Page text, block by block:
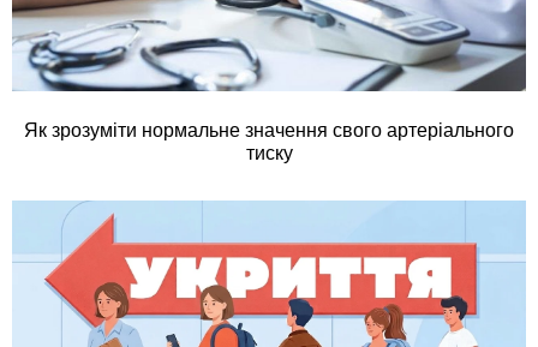
Як зрозуміти нормальне значення свого артеріального
тиску